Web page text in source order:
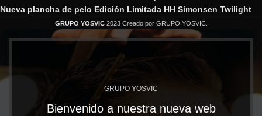
Nueva plancha de pelo Edición Limitada HH Simonsen Twilight
GRUPO YOSVIC 2023 Creado por GRUPO YOSVIC.
GRUPO YOSVIC
Bienvenido a nuestra nueva web